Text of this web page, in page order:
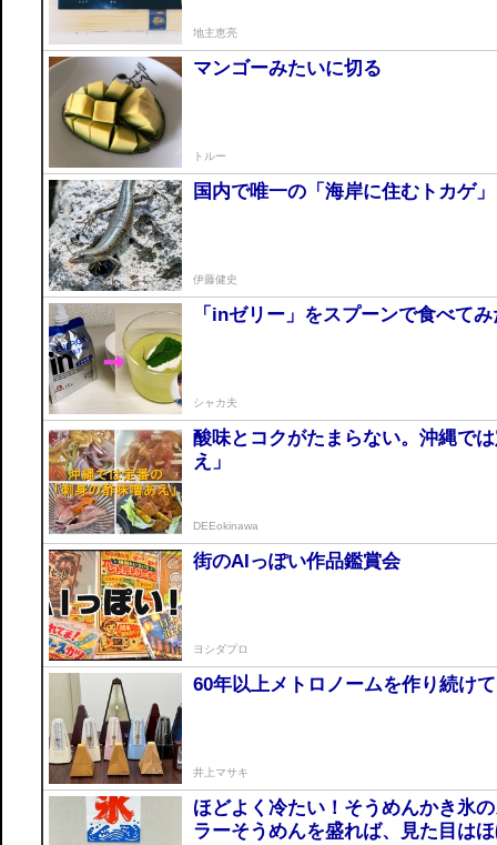
地主恵亮
マンゴーみたいに切る
トルー
国内で唯一の「海岸に住むトカゲ
伊藤健史
「inゼリー」をスプーンで食べて
シャカ夫
酸味とコクがたまらない。沖縄で
え」
DEEokinawa
街のAIっぽい作品鑑賞会
ヨシダプロ
60年以上メトロノームを作り続け
井上マサキ
ほどよく冷たい！そうめんかき氷
ラーそうめんを盛れば、見た目は